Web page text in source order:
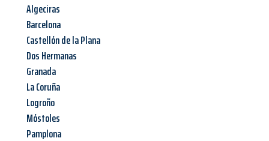
Algeciras
Barcelona
Castellón de la Plana
Dos Hermanas
Granada
La Coruña
Logroño
Móstoles
Pamplona